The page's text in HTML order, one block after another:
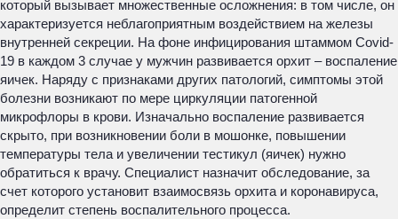
который вызывает множественные осложнения: в том числе, он
характеризуется неблагоприятным воздействием на железы
внутренней секреции. На фоне инфицирования штаммом Covid-
19 в каждом 3 случае у мужчин развивается орхит – воспаление
яичек. Наряду с признаками других патологий, симптомы этой
болезни возникают по мере циркуляции патогенной
микрофлоры в крови. Изначально воспаление развивается
скрыто, при возникновении боли в мошонке, повышении
температуры тела и увеличении тестикул (яичек) нужно
обратиться к врачу. Специалист назначит обследование, за
счет которого установит взаимосвязь орхита и коронавируса,
определит степень воспалительного процесса.